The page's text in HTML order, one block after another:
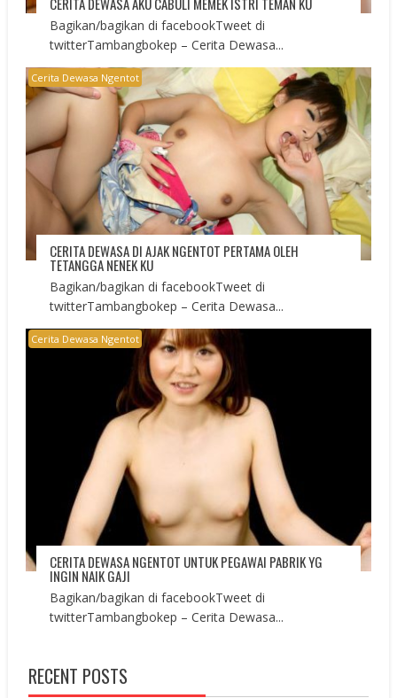
Bagikan/bagikan di facebookTweet di
twitterTambangbokep – Cerita Dewasa...
Cerita Dewasa Ngentot
CERITA DEWASA DI AJAK NGENTOT PERTAMA OLEH
TETANGGA NENEK KU
Bagikan/bagikan di facebookTweet di
twitterTambangbokep – Cerita Dewasa...
Cerita Dewasa Ngentot
CERITA DEWASA NGENTOT UNTUK PEGAWAI PABRIK YG
INGIN NAIK GAJI
Bagikan/bagikan di facebookTweet di
twitterTambangbokep – Cerita Dewasa...
RECENT POSTS